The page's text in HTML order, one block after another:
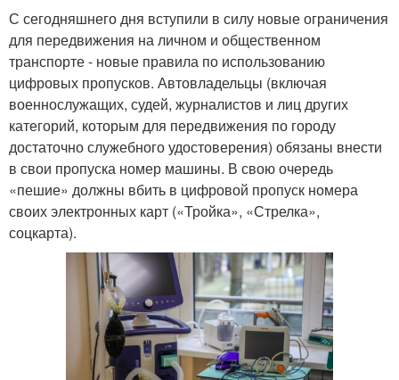
С сегодняшнего дня вступили в силу новые ограничения
для передвижения на личном и общественном
транспорте - новые правила по использованию
цифровых пропусков. Автовладельцы (включая
военнослужащих, судей, журналистов и лиц других
категорий, которым для передвижения по городу
достаточно служебного удостоверения) обязаны внести
в свои пропуска номер машины. В свою очередь
«пешие» должны вбить в цифровой пропуск номера
своих электронных карт («Тройка», «Стрелка»,
соцкарта).